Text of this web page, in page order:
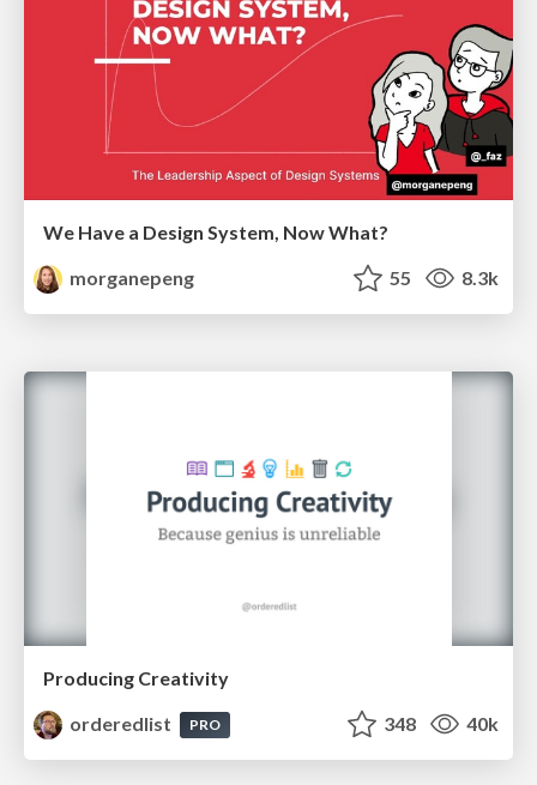
We Have a Design System, Now What?
morganepeng
55 8.3k
Producing Creativity
orderedlist
PRO 348 40k